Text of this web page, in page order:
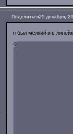
Поделиться25 декабря,
я был мелкий и в
0